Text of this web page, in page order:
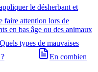
le désherbant et
faire attention lors de
en bas âge ou des animaux
Quels types de mauvaises
En combien